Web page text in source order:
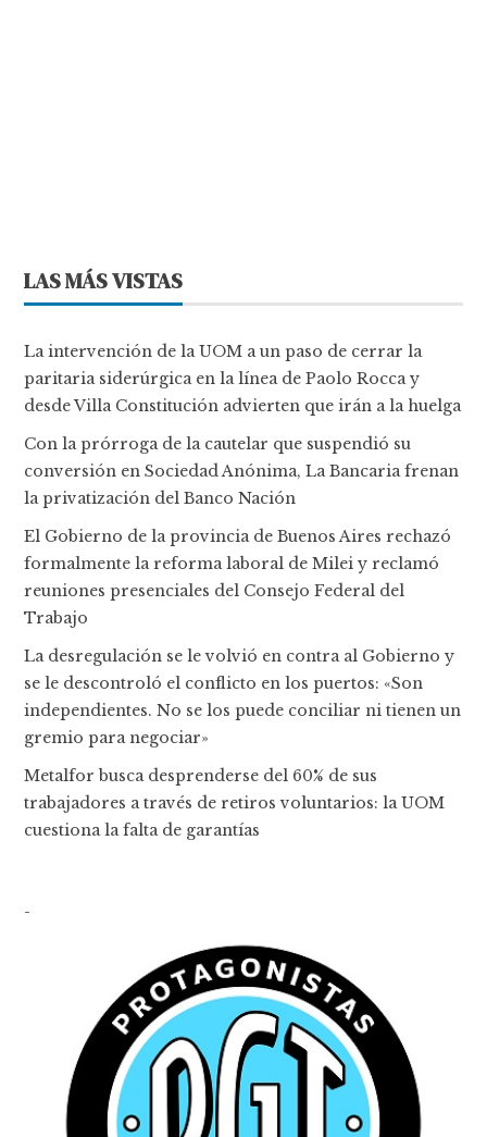
LAS MÁS VISTAS
La intervención de la UOM a un paso de cerrar la
paritaria siderúrgica en la línea de Paolo Rocca y
desde Villa Constitución advierten que irán a la huelga
Con la prórroga de la cautelar que suspendió su
conversión en Sociedad Anónima, La Bancaria frenan
la privatización del Banco Nación
El Gobierno de la provincia de Buenos Aires rechazó
formalmente la reforma laboral de Milei y reclamó
reuniones presenciales del Consejo Federal del
Trabajo
La desregulación se le volvió en contra al Gobierno y
se le descontroló el conflicto en los puertos: «Son
independientes. No se los puede conciliar ni tienen un
gremio para negociar»
Metalfor busca desprenderse del 60% de sus
trabajadores a través de retiros voluntarios: la UOM
cuestiona la falta de garantías
-